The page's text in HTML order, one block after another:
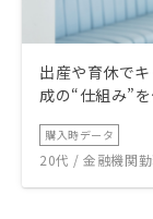
出産や育休で
成の“仕組み”
購入時データ
20代 / 金融機関